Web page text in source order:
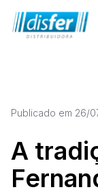
[x-cloak] {
Publicado em 26/
A